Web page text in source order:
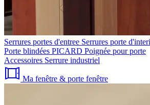
Serrures portes d'entree Serrures porte
Porte blindées PICARD Poignée pour porte
Accessoires Serrure industriel
Ma fenêtre & porte fenêtre